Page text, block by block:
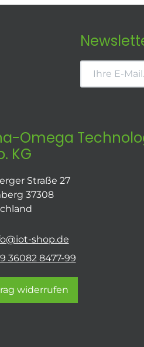
Omega
KG
Straße 27
37308
shop.de
36082 8477-99
widerrufen